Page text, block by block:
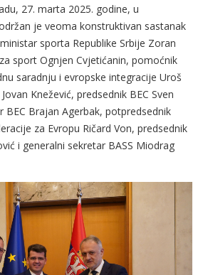
27. marta 2025. godine, u
je veoma konstruktivan sastanak
sporta Republike Srbije Zoran
sport Ognjen Cvjetićanin, pomoćnik
saradnju i evropske integracije Uroš
Knežević, predsednik BEC Sven
BEC Brajan Agerbak, potpredsednik
za Evropu Ričard Von, predsednik
i generalni sekretar BASS Miodrag